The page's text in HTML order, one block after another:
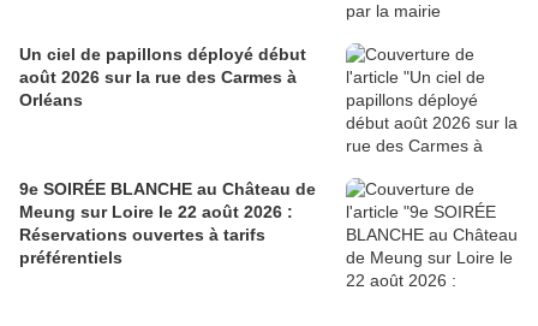
Un ciel de papillons déployé début
août 2026 sur la rue des Carmes à
Orléans
9e SOIRÉE BLANCHE au Château de
Meung sur Loire le 22 août 2026 :
Réservations ouvertes à tarifs
préférentiels